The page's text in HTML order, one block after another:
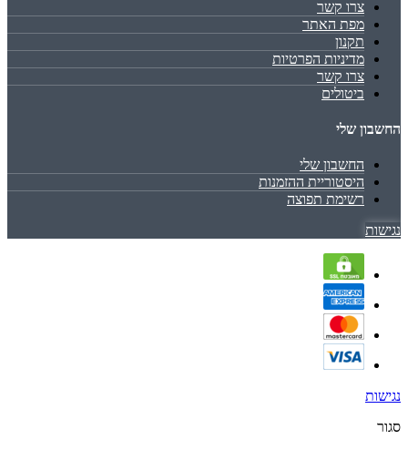
צרו קשר
מפת האתר
תקנון
מדיניות הפרטיות
צרו קשר
ביטולים
החשבון שלי
החשבון שלי
היסטוריית ההזמנות
רשימת תפוצה
נגישות
נגישות
סגור